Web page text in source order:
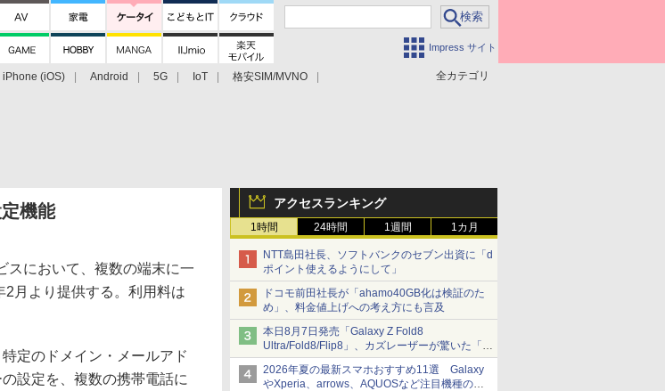
Impress サイト
全カテゴリ
iPhone (iOS) Android 5G IoT
格安SIM/MVNO
アクセスランキング
1時間 24時間 1週間 1カ月
NTT島田社長、ソフトバンクのセブン出資に「d
ポイント使えるようにして」
ドコモ前田社長が「ahamo40GB化は検証のた
め」、料金値上げへの考え方にも言及
本日8月7日発売「Galaxy Z Fold8
Ultra/Fold8/Flip8」、カズレーザーが驚いた「そ
ば屋のメニュー並みの薄さ」
2026年夏の最新スマホおすすめ11選 Galaxy
やXperia、arrows、AQUOSなど注目機種の特
機能
において、複数の端末に一
月より提供する。利用料は
定のドメイン・メールアド
設定を、複数の携帯電話に